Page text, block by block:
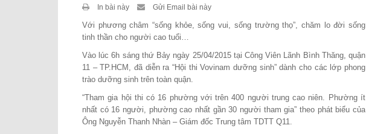
In bài này
Gửi Email bài này
Với phương châm “sống khỏe, sống vui, sống trường thọ”, chăm lo đời sống
tinh thần cho người cao tuổi…
Vào lúc 6h sáng thứ Bảy ngày 25/04/2015 tại Công Viên Lãnh Bình Thăng, quận
11 – TP.HCM, đã diễn ra “Hội thi Vovinam dưỡng sinh” dành cho các lớp phong
trào dưỡng sinh trên toàn quận.
“Tham gia hội thi có 16 phường với trên 400 người trung cao niên. Phường ít
nhất có 16 người, phường cao nhất gần 30 người tham gia” theo phát biểu của
Ông Nguyễn Thanh Nhàn – Giám đốc Trung tâm TDTT Q11.